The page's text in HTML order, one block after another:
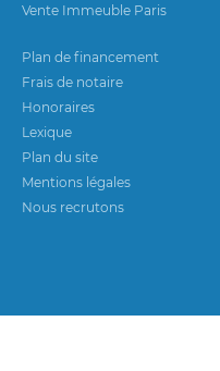
Vente Immeuble Paris
Plan de financement
Frais de notaire
Honoraires
Lexique
Plan du site
Mentions légales
Nous recrutons